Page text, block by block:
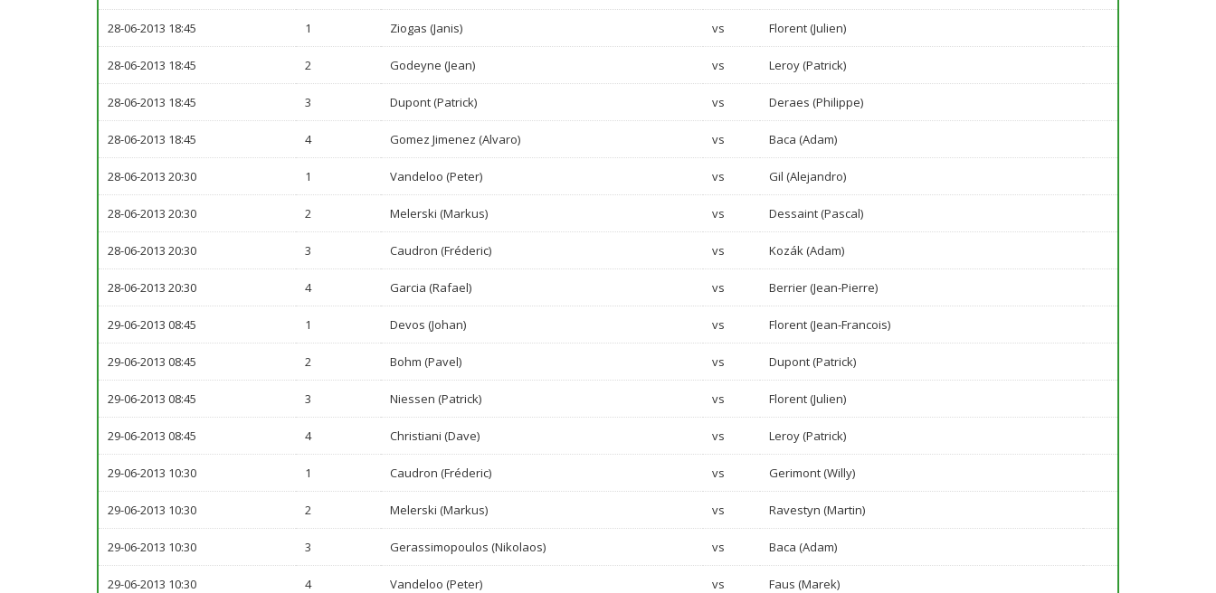
28-06-2013 18:45 1 Ziogas (Janis) vs Florent (Julien)
28-06-2013 18:45 2 Godeyne (Jean) vs Leroy (Patrick)
28-06-2013 18:45 3 Dupont (Patrick) vs Deraes (Philippe)
28-06-2013 18:45 4 Gomez Jimenez (Alvaro) vs Baca (Adam)
28-06-2013 20:30 1 Vandeloo (Peter) vs Gil (Alejandro)
28-06-2013 20:30 2 Melerski (Markus) vs Dessaint (Pascal)
28-06-2013 20:30 3 Caudron (Fréderic) vs Kozák (Adam)
28-06-2013 20:30 4 Garcia (Rafael) vs Berrier (Jean-Pierre)
29-06-2013 08:45 1 Devos (Johan) vs Florent (Jean-Francois)
29-06-2013 08:45 2 Bohm (Pavel) vs Dupont (Patrick)
29-06-2013 08:45 3 Niessen (Patrick) vs Florent (Julien)
29-06-2013 08:45 4 Christiani (Dave) vs Leroy (Patrick)
29-06-2013 10:30 1 Caudron (Fréderic) vs Gerimont (Willy)
29-06-2013 10:30 2 Melerski (Markus) vs Ravestyn (Martin)
29-06-2013 10:30 3 Gerassimopoulos (Nikolaos) vs Baca (Adam)
29-06-2013 10:30 4 Vandeloo (Peter) vs Faus (Marek)